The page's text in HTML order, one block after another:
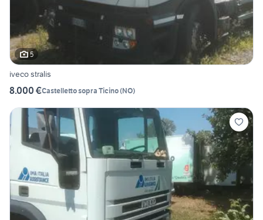
5
iveco stralis
8.000 €Castelletto sopra Ticino(NO)